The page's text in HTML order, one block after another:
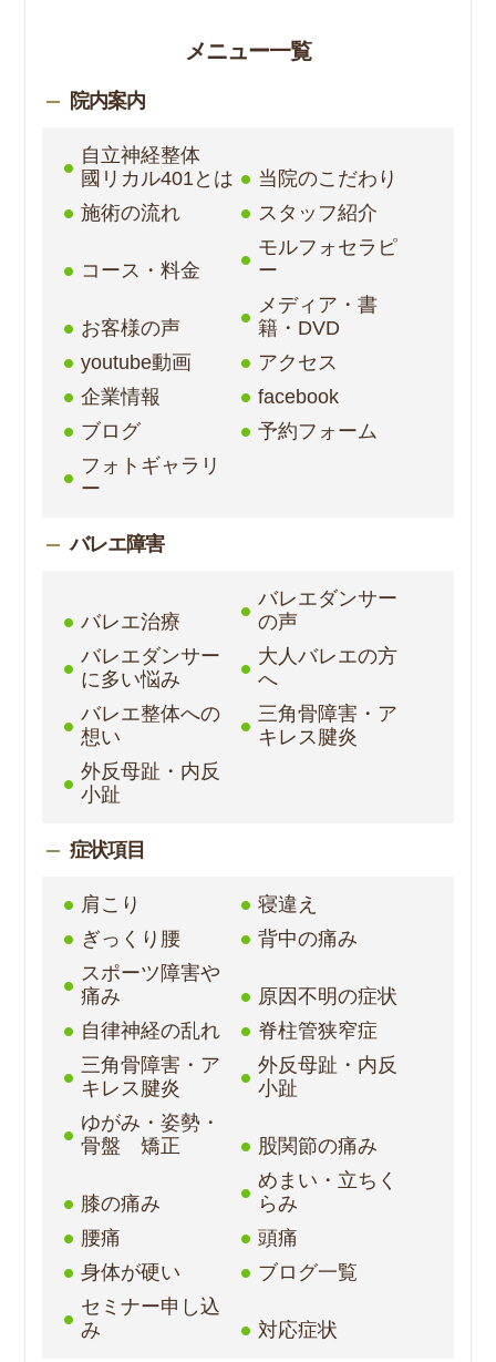
メニュー一覧
院内案内
自立神経整体
國リカル401とは
当院のこだわり
施術の流れ
スタッフ紹介
コース・料金
モルフォセラピ
ー
お客様の声
メディア・書
籍・DVD
youtube動画
アクセス
企業情報
facebook
ブログ
予約フォーム
フォトギャラリ
ー
バレエ障害
バレエ治療
バレエダンサー
の声
バレエダンサー
に多い悩み
大人バレエの方
へ
バレエ整体への
想い
三角骨障害・ア
キレス腱炎
外反母趾・内反
小趾
症状項目
肩こり
寝違え
ぎっくり腰
背中の痛み
スポーツ障害や
痛み
原因不明の症状
自律神経の乱れ
脊柱管狭窄症
三角骨障害・ア
キレス腱炎
外反母趾・内反
小趾
ゆがみ・姿勢・
骨盤 矯正
股関節の痛み
膝の痛み
めまい・立ちく
らみ
腰痛
頭痛
身体が硬い
ブログ一覧
セミナー申し込
み
対応症状